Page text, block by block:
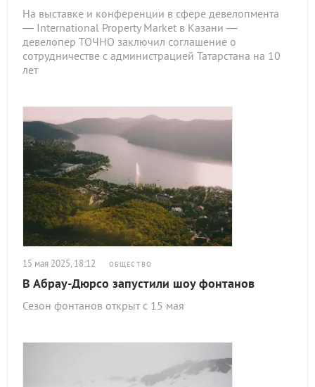
На выставке и конференции в сфере девелопмента
— International Property Market в Казани —
девелопер ТОЧНО заключил соглашение о
сотрудничестве с администрацией Татарстана на 10
лет
15 мая 2025, 18:12 ОБЩЕСТВО
В Абрау-Дюрсо запустили шоу фонтанов
Сезон фонтанов открыт с 15 мая